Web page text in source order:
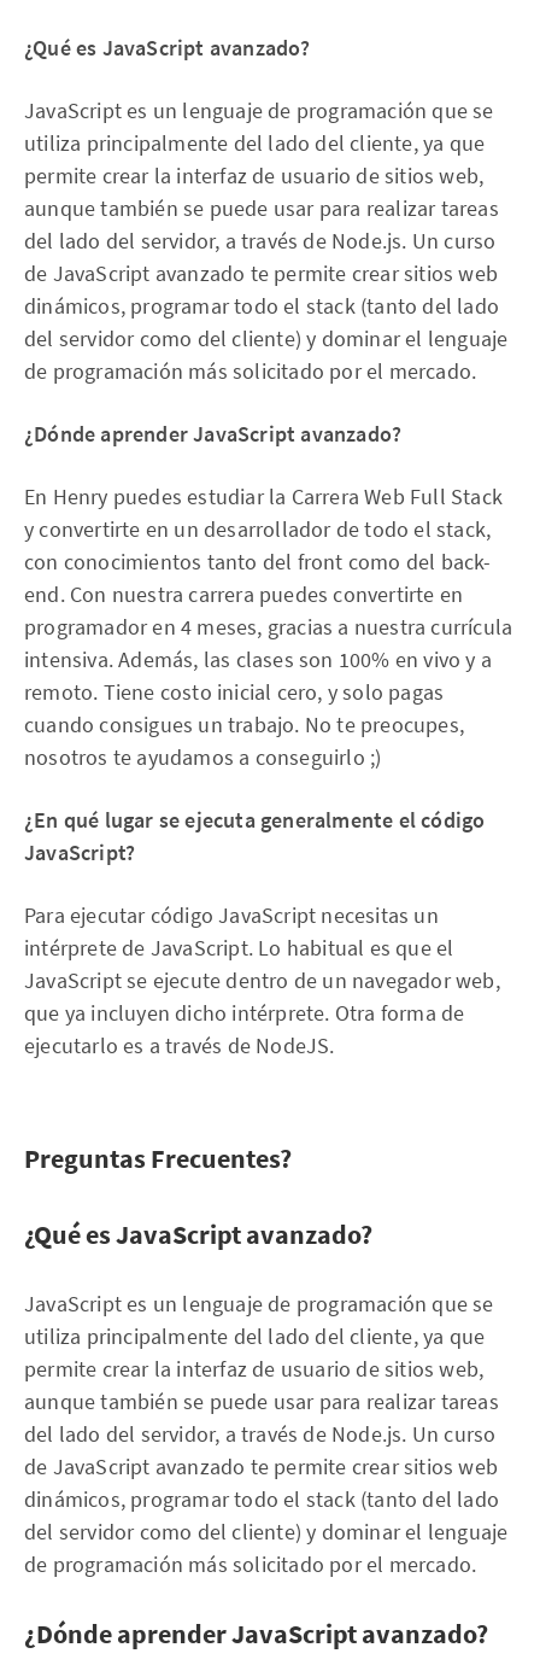
¿Qué es JavaScript avanzado?
JavaScript es un lenguaje de programación que se
utiliza principalmente del lado del cliente, ya que
permite crear la interfaz de usuario de sitios web,
aunque también se puede usar para realizar tareas
del lado del servidor, a través de Node.js. Un curso
de JavaScript avanzado te permite crear sitios web
dinámicos, programar todo el stack (tanto del lado
del servidor como del cliente) y dominar el lenguaje
de programación más solicitado por el mercado.
¿Dónde aprender JavaScript avanzado?
En Henry puedes estudiar la Carrera Web Full Stack
y convertirte en un desarrollador de todo el stack,
con conocimientos tanto del front como del back-
end. Con nuestra carrera puedes convertirte en
programador en 4 meses, gracias a nuestra currícula
intensiva. Además, las clases son 100% en vivo y a
remoto. Tiene costo inicial cero, y solo pagas
cuando consigues un trabajo. No te preocupes,
nosotros te ayudamos a conseguirlo ;)
¿En qué lugar se ejecuta generalmente el código
JavaScript?
Para ejecutar código JavaScript necesitas un
intérprete de JavaScript. Lo habitual es que el
JavaScript se ejecute dentro de un navegador web,
que ya incluyen dicho intérprete. Otra forma de
ejecutarlo es a través de NodeJS.
Preguntas Frecuentes?
¿Qué es JavaScript avanzado?
JavaScript es un lenguaje de programación que se
utiliza principalmente del lado del cliente, ya que
permite crear la interfaz de usuario de sitios web,
aunque también se puede usar para realizar tareas
del lado del servidor, a través de Node.js. Un curso
de JavaScript avanzado te permite crear sitios web
dinámicos, programar todo el stack (tanto del lado
del servidor como del cliente) y dominar el lenguaje
de programación más solicitado por el mercado.
¿Dónde aprender JavaScript avanzado?